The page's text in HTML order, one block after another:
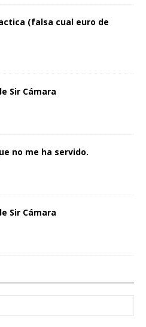
(falsa cual euro de
Sir Cámara
no me ha servido.
Sir Cámara